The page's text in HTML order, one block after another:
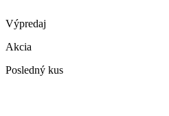
Výpredaj
Akcia
Posledný kus